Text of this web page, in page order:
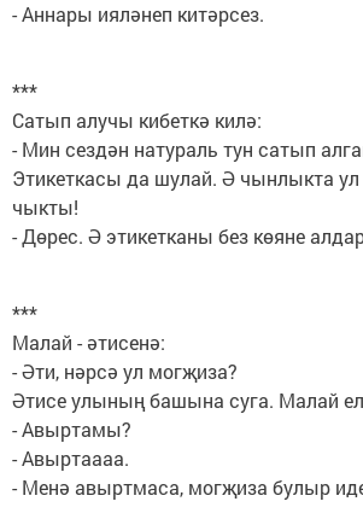
- Аннары ияләнеп китәрсез.
***
Сатып алучы кибеткә килә:
- Мин сездән натураль тун сатып
Этикеткасы да шулай. Ә чынлыкта
чыкты!
- Дөрес. Ә этикетканы без көяне
***
Малай - әтисенә:
- Әти, нәрсә ул могҗиза?
Әтисе улының башына суга. Малай
- Авыртамы?
- Авыртаааа.
- Менә авыртмаса, могҗиза булыр